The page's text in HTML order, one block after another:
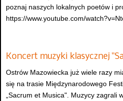
poznaj naszych lokalnych poetów i
https://www.youtube.com/
Koncert muzyki klasycznej
Ostrów Mazowiecka już wiele razy
się na trasie Międzynarodowego
„Sacrum et Musica". Muzycy zagrali